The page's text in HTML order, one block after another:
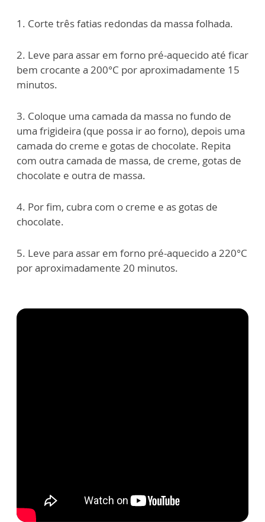
1. Corte três fatias redondas da massa folhada.
2. Leve para assar em forno pré-aquecido até ficar
bem crocante a 200°C por aproximadamente 15
minutos.
3. Coloque uma camada da massa no fundo de
uma frigideira (que possa ir ao forno), depois uma
camada do creme e gotas de chocolate. Repita
com outra camada de massa, de creme, gotas de
chocolate e outra de massa.
4. Por fim, cubra com o creme e as gotas de
chocolate.
5. Leve para assar em forno pré-aquecido a 220°C
por aproximadamente 20 minutos.